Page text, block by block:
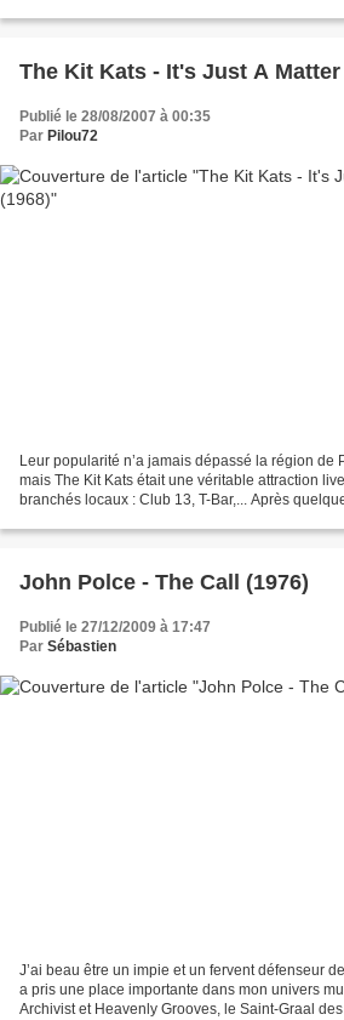
The Kit Kats - It's Just A
Publié le 28/08/2007 à 00:35
Par Pilou72
Leur popularité n’a jamais dépassé la région de
mais The Kit Kats était une véritable attraction
branchés locaux : Club 13, T-Bar,... Après
John Polce - The Call (1976)
Publié le 27/12/2009 à 17:47
Par Sébastien
J’ai beau être un impie et un fervent défenseur
a pris une place importante dans mon univers
Archivist et Heavenly Grooves, le Saint-Graal